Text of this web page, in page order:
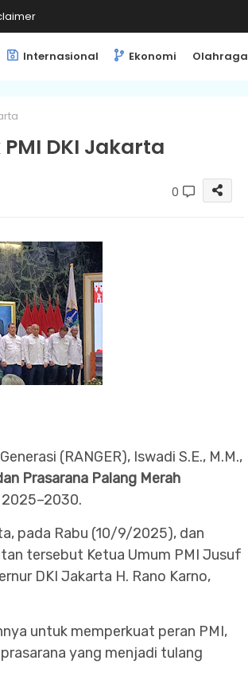
Internasional Ekonomi Olahraga
DKI Jakarta
0
(RANGER), Iswadi S.E., M.M.,
Prasarana Palang Merah
pada Rabu (10/9/2025), dan
tersebut Ketua Umum PMI Jusuf
DKI Jakarta H. Rano Karno,
untuk memperkuat peran PMI,
yang menjadi tulang